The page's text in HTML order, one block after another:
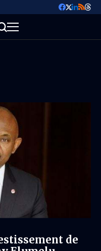
de